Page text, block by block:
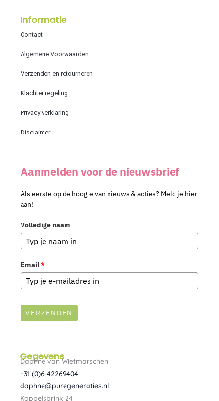
Gegevens
Daphne van Wietmarschen
+31 (0)6-42269404
daphne@puregeneraties.nl
Koppelsbrink 24
Informatie
Contact
Algemene Voorwaarden
Verzenden en retourneren
Klachtenregeling
Privacy verklaring
Disclaimer
Aanmelden voor de nieuwsbrief
Als eerste op de hoogte van nieuws & acties? Meld je hier
aan!
Volledige naam
Email*
VERZENDEN